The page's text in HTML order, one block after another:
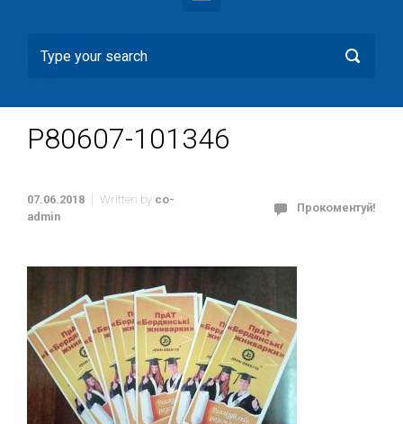
P80607-101346
07.06.2018 Written by co-
admin
Прокоментуй!